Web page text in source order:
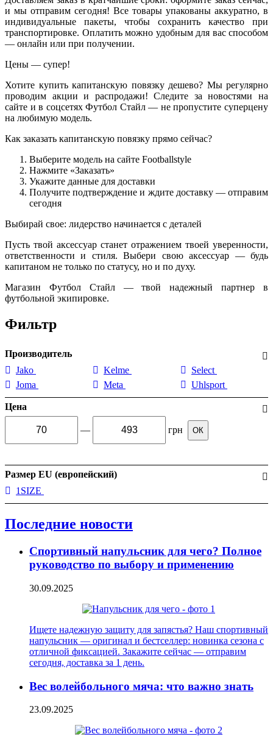
и мы отправим сегодня! Все товары упакованы аккуратно, в
индивидуальные пакеты, чтобы сохранить качество при
транспортировке. Оплатить можно удобным для вас способом
— онлайн или при получении.
Цены — супер!
Хотите купить капитанскую повязку дешево? Мы регулярно
проводим акции и распродажи! Следите за новостями на
сайте и в соцсетях Футбол Стайл — не пропустите суперцену
на любимую модель.
Как заказать капитанскую повязку прямо сейчас?
Выберите модель на сайте Footballstyle
Нажмите «Заказать»
Укажите данные для доставки
Получите подтверждение и ждите доставку — отправим
сегодня
Выбирай свое: лидерство начинается с деталей
Пусть твой аксессуар станет отражением твоей уверенности,
ответственности и стиля. Выбери свою аксессуар — будь
капитаном не только по статусу, но и по духу.
Магазин Футбол Стайл — твой надежный партнер в
футбольной экипировке.
Фильтр
Производитель
Jako
Joma
Kelme
Meta
Select
Uhlsport
Цена
— грн ОК
Размер EU (европейский)
1SIZE
Последние новости
Спортивный напульсник для чего? Полное
руководство по выбору и применению
30.09.2025
Ищете надежную защиту для запястья? Наш спортивный
напульсник — оригинал и бестселлер: новинка сезона с
отличной фиксацией. Закажите сейчас — отправим
сегодня, доставка за 1 день.
Вес волейбольного мяча: что важно знать
23.09.2025